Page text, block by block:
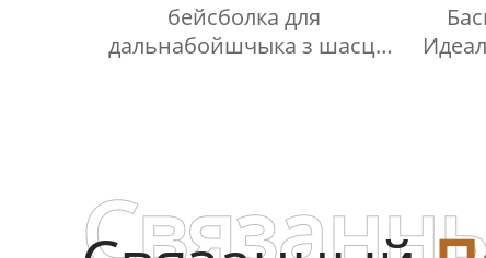
бейсболка для
дальнабойшчыка з шасці